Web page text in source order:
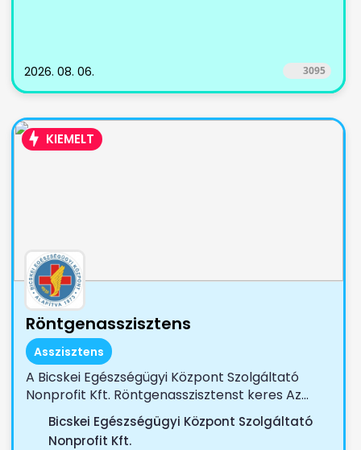
2026. 08. 06. 3095
KIEMELT
Röntgenasszisztens
Asszisztens
A Bicskei Egészségügyi Központ Szolgáltató
Nonprofit Kft. Röntgenasszisztenst keres Az...
Bicskei Egészségügyi Központ Szolgáltató
Nonprofit Kft.